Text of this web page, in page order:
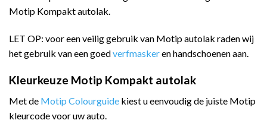
Motip Kompakt autolak.
LET OP: voor een veilig gebruik van Motip autolak raden wij
het gebruik van een goedverfmaskeren handschoenen aan.
Kleurkeuze Motip Kompakt autolak
Met de Motip Colourguide kiest u eenvoudig de juiste Motip
kleurcode voor uw auto.